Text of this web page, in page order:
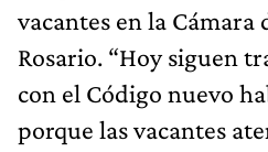
vacantes en la Cámara
Rosario. “Hoy siguen
con el Código nuevo
porque las vacantes